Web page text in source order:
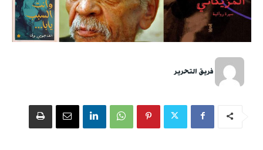
فريق التحرير